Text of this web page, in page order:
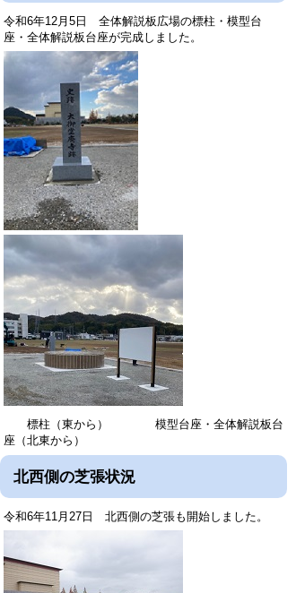
令和6年12月5日 全体解説板広場の標柱・模型台
座・全体解説板台座が完成しました。
標柱（東から） 模型台座・全体解説板台
座（北東から）
北西側の芝張状況
令和6年11月27日 北西側の芝張も開始しました。